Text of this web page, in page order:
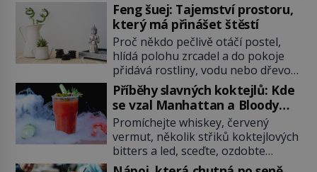
Feng šuej: Tajemství prostoru,
který má přinášet štěstí
Proč někdo pečlivě otáčí postel,
hlídá polohu zrcadel a do pokoje
přidává rostliny, vodu nebo dřevo?
Feng šuej tvrdí, že domov není jen
soubor zdí a nábytku. Je to prostor,
kterým proudí energie čchi a jeho
uspořádání může ovlivňovat, jak se
v něm člověk cítí. Feng šuej má
kořeny ve staré Číně a jeho historie
Příběhy slavných koktejlů: Kde
se vzal Manhattan a Bloody
Mary?
Promíchejte whiskey, červený
vermut, několik střiků koktejlových
bitters a led, sceďte, ozdobte
koktejlovou třešinkou a tadá…